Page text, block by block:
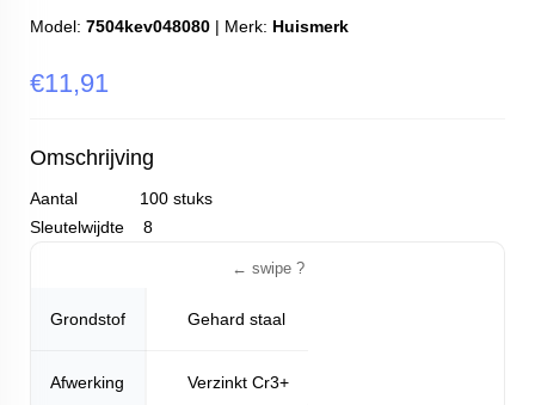
Model: 7504kev048080 | Merk: Huismerk
€11,91
Omschrijving
Aantal 100 stuks
Sleutelwijdte 8
Grondstof Gehard staal
Afwerking Verzinkt Cr3+